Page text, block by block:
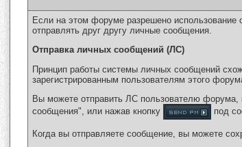
Если на этом форуме разрешено использование
отправлять друг другу личные сообщения.
Отправка личных сообщений (ЛС)
Принцип работы системы личных сообщений
зарегистрированным пользователям этого
Вы можете отправить ЛС пользователю форума,
сообщения", или нажав кнопку
под
Когда вы отправляете сообщение, вы можете